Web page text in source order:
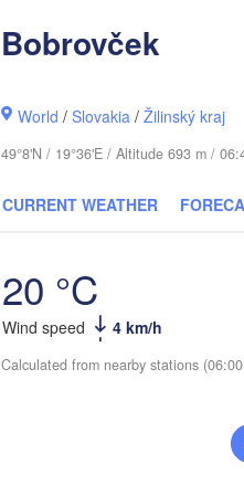
Bobrovček
World /Slovakia /Žilinský kraj
49°8'N / 19°36'E / Altitude 693 m /
CURRENT WEATHER
20 °C
Wind speed 4 km/h
Calculated from nearby stations
Мінск
(Minsk)
Бабруйск
(Mazyr)
Віцебск
(Viciebsk)
Магілёў
(Mahilioŭ)
BELARUS